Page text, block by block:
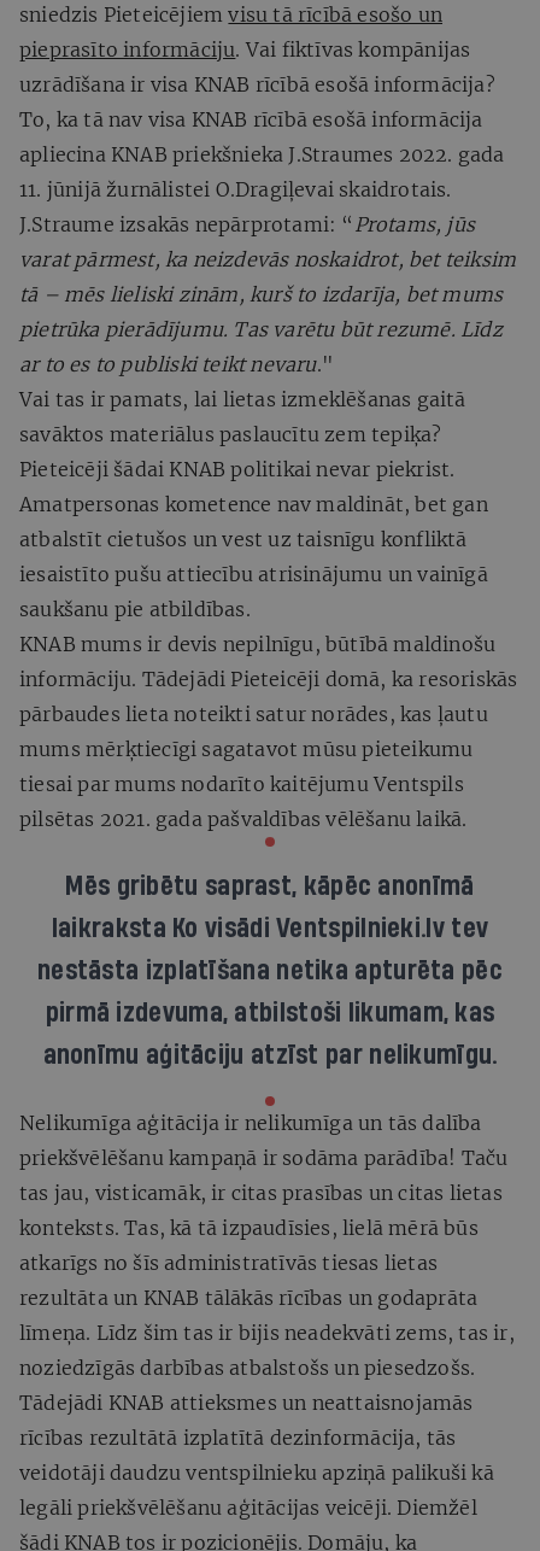
sniedzis Pieteicējiemvisu tā rīcībā esošo un
pieprasīto informāciju. Vai fiktīvas kompānijas
uzrādīšana ir visa KNAB rīcībā esošā informācija?
To, ka tā nav visa KNAB rīcībā esošā informācija
apliecina KNAB priekšnieka J.Straumes 2022. gada
11. jūnijā žurnālistei O.Dragiļevai skaidrotais.
J.Straume izsakās nepārprotami: “ Protams, jūs
varat pārmest, ka neizdevās noskaidrot, bet teiksim
tā – mēs lieliski zinām, kurš to izdarīja, bet mums
pietrūka pierādījumu. Tas varētu būt rezumē. Līdz
ar to es to publiski teikt nevaru."
Vai tas ir pamats, lai lietas izmeklēšanas gaitā
savāktos materiālus paslaucītu zem tepiķa?
Pieteicēji šādai KNAB politikai nevar piekrist.
Amatpersonas kometence nav maldināt, bet gan
atbalstīt cietušos un vest uz taisnīgu konfliktā
iesaistīto pušu attiecību atrisinājumu un vainīgā
saukšanu pie atbildības.
KNAB mums ir devis nepilnīgu, būtībā maldinošu
informāciju. Tādejādi Pieteicēji domā, ka resoriskās
pārbaudes lieta noteikti satur norādes, kas ļautu
mums mērķtiecīgi sagatavot mūsu pieteikumu
tiesai par mums nodarīto kaitējumu Ventspils
pilsētas 2021. gada pašvaldības vēlēšanu laikā.
Mēs gribētu saprast, kāpēc anonīmā
laikraksta Ko visādi Ventspilnieki.lv tev
nestāsta izplatīšana netika apturēta pēc
pirmā izdevuma, atbilstoši likumam, kas
anonīmu aģitāciju atzīst par nelikumīgu.
Nelikumīga aģitācija ir nelikumīga un tās dalība
priekšvēlēšanu kampaņā ir sodāma parādība! Taču
tas jau, visticamāk, ir citas prasības un citas lietas
konteksts. Tas, kā tā izpaudīsies, lielā mērā būs
atkarīgs no šīs administratīvās tiesas lietas
rezultāta un KNAB tālākās rīcības un godaprāta
līmeņa. Līdz šim tas ir bijis neadekvāti zems, tas ir,
noziedzīgās darbības atbalstošs un piesedzošs.
Tādejādi KNAB attieksmes un neattaisnojamās
rīcības rezultātā izplatītā dezinformācija, tās
veidotāji daudzu ventspilnieku apziņā palikuši kā
legāli priekšvēlēšanu aģitācijas veicēji. Diemžēl
šādi KNAB tos ir pozicionējis. Domāju, ka